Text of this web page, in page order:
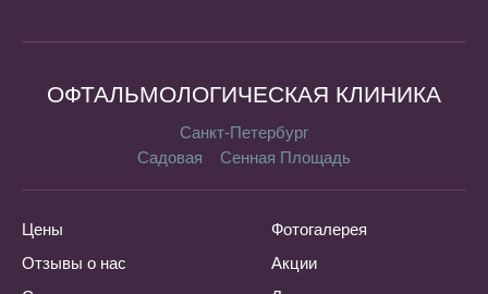
ОФТАЛЬМОЛОГИЧЕСКАЯ КЛИНИКА
Санкт-Петербург
Садовая
Сенная Площадь
Цены
Отзывы о нас
Фотогалерея
Акции